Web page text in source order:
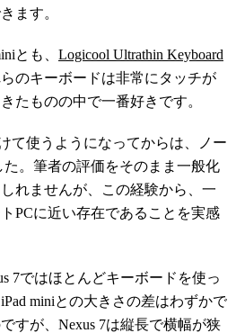
ます。
とも、 Logicool Ultrathin Keyboard
のキーボードは非常にタッチが
たものの中で一番好きです。
て使うようになってからは、ノー
た。筆者の評価をそのまま一般化
れませんが、この経験から、一
PCに近い存在であることを実感
7ではほとんどキーボードを使っ
miniとの大きさの差はわずかで
すが、Nexus 7は縦長で横幅が狭